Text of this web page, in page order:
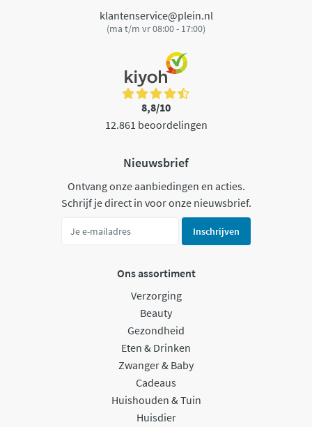
klantenservice@plein.nl
(ma t/m vr 08:00 - 17:00)
8,8/10
12.861 beoordelingen
Nieuwsbrief
Ontvang onze aanbiedingen en acties.
Schrijf je direct in voor onze nieuwsbrief.
Inschrijven
Ons assortiment
Verzorging
Beauty
Gezondheid
Eten & Drinken
Zwanger & Baby
Cadeaus
Huishouden & Tuin
Huisdier